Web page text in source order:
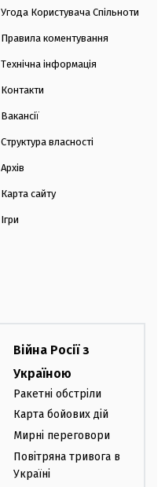
Угода Користувача Спільноти
Правила коментування
Технічна інформація
Контакти
Вакансії
Структура власності
Архів
Карта сайту
Ігри
Війна Росії з
Україною
Ракетні обстріли
Карта бойових дій
Мирні переговори
Повітряна тривога в
Україні